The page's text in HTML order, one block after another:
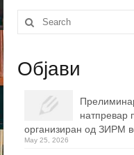
Search
for:
Објави
натпревар
организиран од ЗИРМ
May 25, 2026